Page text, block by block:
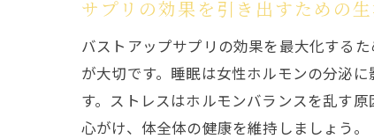
サプリの効果を引き出すための
バストアップサプリの効果を最大化する
が大切です。睡眠は女性ホルモンの分泌
す。ストレスはホルモンバランスを乱す
心がけ、体全体の健康を維持しましょう。